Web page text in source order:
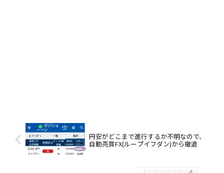
円安がどこまで進行するか不明なので、
自動売買FX(ループイフダン)から撤退